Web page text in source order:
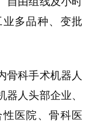
多品种、变批
骨科手术机器人
人头部企业、
医院、骨科医